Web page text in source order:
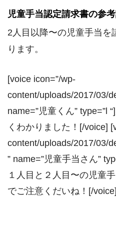
児童手当認定請求書の参
2人目以降〜の児童手当を
ります。
[voice icon=”/wp-
content/uploads/2017/03/
name=”児童くん” type=”l
くわかりました！[/voice]
content/uploads/2017/03/
” name=”児童手当さん”
１人目と２人目〜の児童
でご注意くだいね！[/voice]